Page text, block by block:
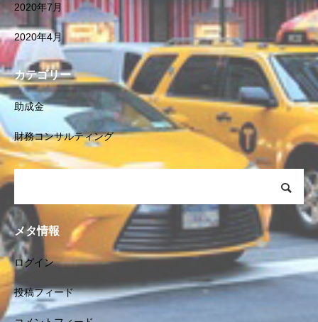
2020年7月
2020年4月
カテゴリー
助成金
財務コンサルティング
メタ情報
ログイン
投稿フィード